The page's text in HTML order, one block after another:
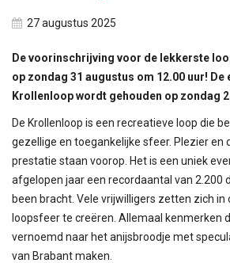
27 augustus 2025
De voorinschrijving voor de lekkerste
op zondag 31 augustus om 12.00 uur! De
Krollenloop wordt gehouden op zondag
De Krollenloop is een recreatieve loop die
gezellige en toegankelijke sfeer. Plezier en
prestatie staan voorop. Het is een uniek
afgelopen jaar een recordaantal van 2.200
been bracht. Vele vrijwilligers zetten zich
loopsfeer te creëren. Allemaal kenmerken
vernoemd naar het anijsbroodje met
van Brabant maken.